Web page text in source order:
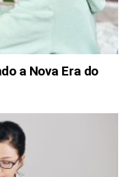
a Nova Era do